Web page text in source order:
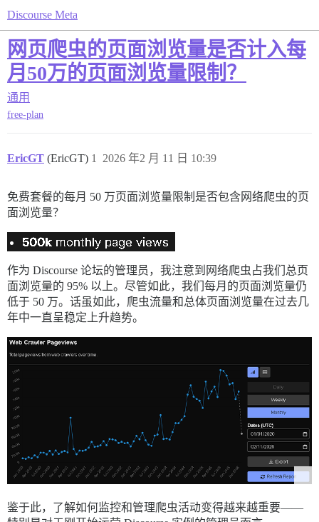
Discourse Meta
网页爬虫的页面浏览量是否计入每
月50万的页面浏览量限制？
通用
free-plan
EricGT (EricGT) 2026 年2 月 11 日 10:39
1
免费套餐的每月 50 万页面浏览量限制是否包含网络爬虫的页
面浏览量？
作为 Discourse 论坛的管理员，我注意到网络爬虫占我们总页
面浏览量的 95% 以上。尽管如此，我们每月的页面浏览量仍
低于 50 万。话虽如此，爬虫流量和总体页面浏览量在过去几
年中一直呈稳定上升趋势。
鉴于此，了解如何监控和管理爬虫活动变得越来越重要——